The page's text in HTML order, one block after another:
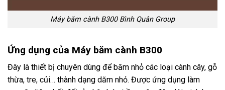
Máy băm cành B300 Bình Quân Group
Ứng dụng của Máy băm cành B300
Đây là thiết bị chuyên dùng để băm nhỏ các loại cành cây, gỗ
thừa, tre, củi… thành dạng dăm nhỏ. Được ứng dụng làm